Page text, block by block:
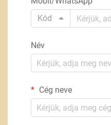
Kód
Név
Cég neve